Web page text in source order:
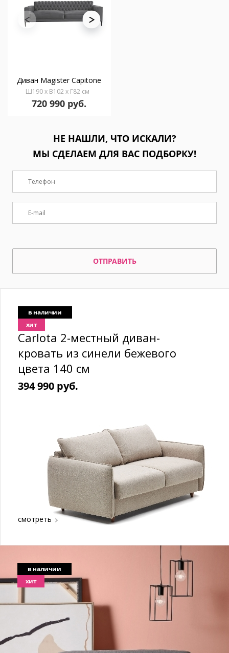
Диван Magister Capitone
Ш190 x В102 x Г82 см
720 990 руб.
НЕ НАШЛИ, ЧТО ИСКАЛИ?
МЫ СДЕЛАЕМ ДЛЯ ВАС ПОДБОРКУ!
ОТПРАВИТЬ
в наличии
хит
смотреть
Carlota 2-местный диван-
кровать из синели бежевого
цвета 140 см
394 990 руб.
в наличии
хит